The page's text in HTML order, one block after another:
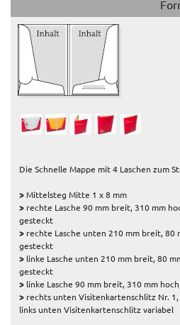
Die Schnelle Mappe mit 4 Laschen zum
>Mittelsteg Mitte 1 x 8 mm
> rechte Lasche 90 mm breit, 310 mm
gesteckt
> rechte Lasche unten 210 mm breit, 80
gesteckt
> linke Lasche unten 210 mm breit, 80
gesteckt
> linke Lasche 90 mm breit, 310 mm
> rechts unten Visitenkartenschlitz Nr.
links unten Visitenkartenschlitz variabel